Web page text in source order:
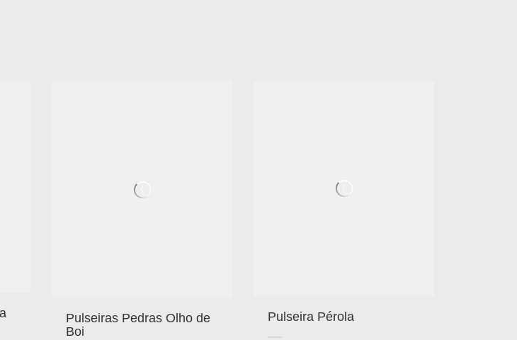
Pulseiras Pedras Olho de
Boi
Pulseira Pérola